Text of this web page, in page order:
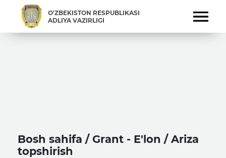
O'ZBEKISTON RESPUBLIKASI
ADLIYA VAZIRLIGI
Bosh sahifa / Grant - E'lon / Ariza
topshirish